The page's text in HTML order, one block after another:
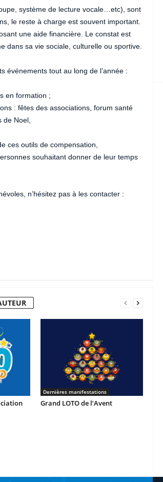
système de lecture vocale…etc), sont
le reste à charge est souvent important.
une aide financière. Le constat est
dans sa vie sociale, culturelle ou sportive.
événements tout au long de l’année :
en formation ;
: fêtes des associations, forum santé
Noel,
ces outils de compensation,
souhaitant donner de leur temps
n’hésitez pas à les contacter :
Dernières manifestations
Grand LOTO de l’Avent